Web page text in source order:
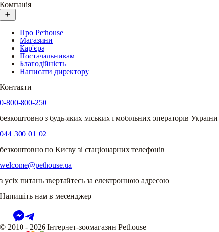
Компанія
Про Pethouse
Магазини
Кар'єра
Постачальникам
Благодійність
Написати директору
Контакти
0-800-800-250
безкоштовно з будь-яких міських і мобільних операторів України
044-300-01-02
безкоштовно по Києву зі стаціонарних телефонів
welcome@pethouse.ua
з усіх питань звертайтесь за електронною адресою
Напишіть нам в месенджер
© 2010 - 2026 Інтернет-зоомагазин Pethouse